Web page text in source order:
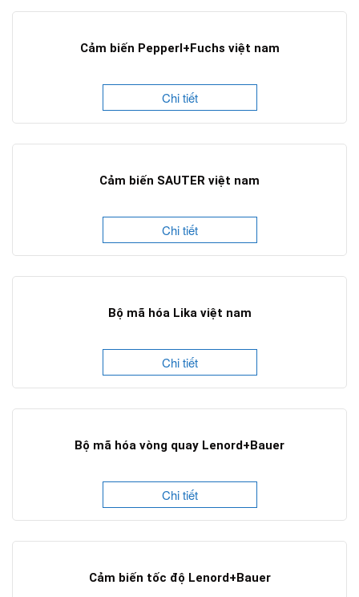
Cảm biến Pepperl+Fuchs việt nam
Chi tiết
Cảm biến SAUTER việt nam
Chi tiết
Bộ mã hóa Lika việt nam
Chi tiết
Bộ mã hóa vòng quay Lenord+Bauer
Chi tiết
Cảm biến tốc độ Lenord+Bauer